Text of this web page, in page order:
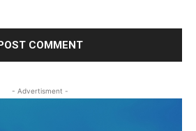
- Advertisment -